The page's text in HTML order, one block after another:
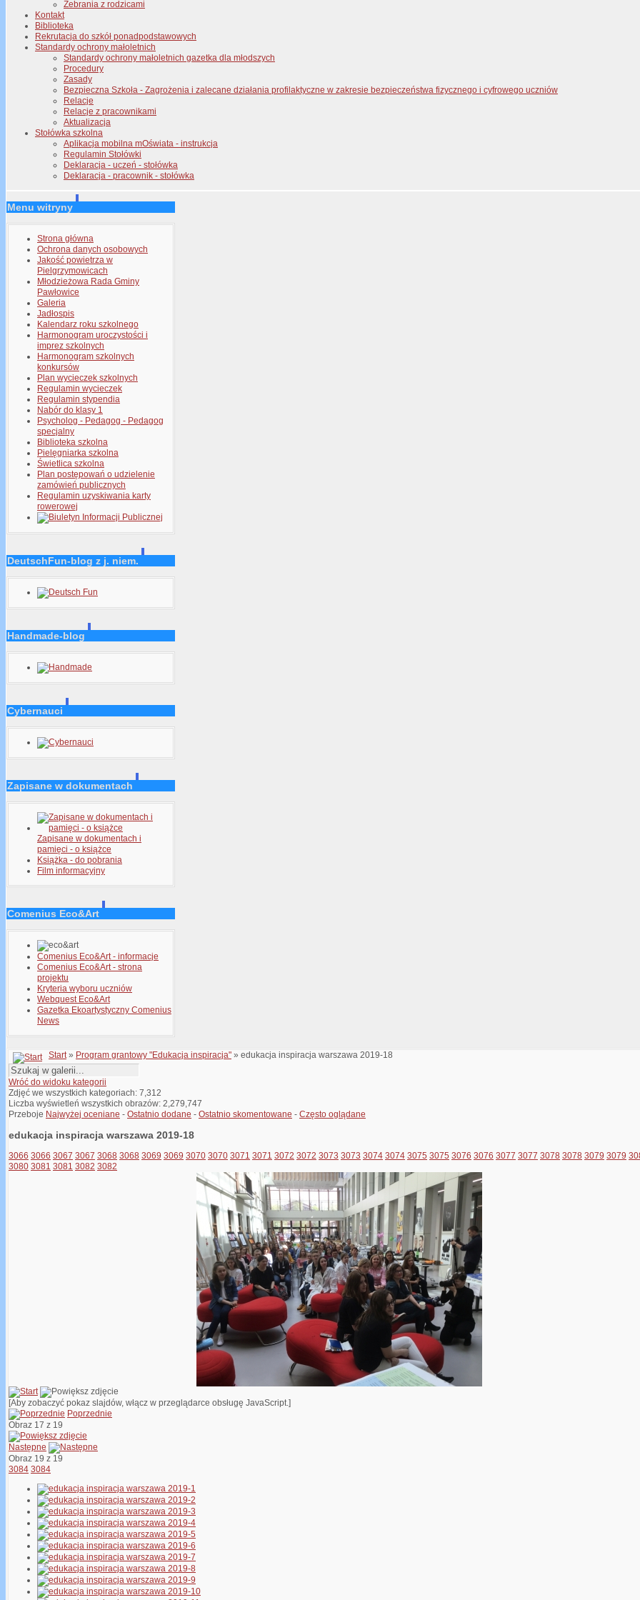
Zebrania z rodzicami
Kontakt
Biblioteka
Rekrutacja do szkół ponadpodstawowych
Standardy ochrony małoletnich
Standardy ochrony małoletnich gazetka dla młodszych
Procedury
Zasady
Bezpieczna Szkoła - Zagrożenia i zalecane działania profilaktyczne w zakresie bezpieczeństwa fizycznego i cyfrowego uczniów
Relacje
Relacje z pracownikami
Aktualizacja
Stołówka szkolna
Aplikacja mobilna mOświata - instrukcja
Regulamin Stołówki
Deklaracja - uczeń - stołówka
Deklaracja - pracownik - stołówka
Menu witryny
Strona główna
Ochrona danych osobowych
Jakość powietrza w
Pielgrzymowicach
Młodzieżowa Rada Gminy
Pawłowice
Galeria
Jadłospis
Kalendarz roku szkolnego
Harmonogram uroczystości i
imprez szkolnych
Harmonogram szkolnych
konkursów
Plan wycieczek szkolnych
Regulamin wycieczek
Regulamin stypendia
Nabór do klasy 1
Psycholog - Pedagog - Pedagog
specjalny
Biblioteka szkolna
Pielęgniarka szkolna
Świetlica szkolna
Plan postępowań o udzielenie
zamówień publicznych
Regulamin uzyskiwania karty
rowerowej
DeutschFun-blog z j. niem.
Handmade-blog
Cybernauci
Zapisane w dokumentach
Zapisane w dokumentach i
pamięci - o książce
Książka - do pobrania
Film informacyjny
Comenius Eco&Art
Comenius Eco&Art - informacje
Comenius Eco&Art - strona
projektu
Kryteria wyboru uczniów
Webquest Eco&Art
Gazetka Ekoartystyczny Comenius
News
Start» Program grantowy "Edukacja inspiracja" » edukacja inspiracja warszawa 2019-18
Wróć do widoku kategorii
Zdjęć we wszystkich kategoriach: 7,312
Liczba wyświetleń wszystkich obrazów: 2,279,747
Przeboje Najwyżej oceniane - Ostatnio dodane - Ostatnio skomentowane - Często oglądane
edukacja inspiracja warszawa 2019-18
3066 3066 3067 3067 3068 3068 3069 3069 3070 3070 3071 3071 3072 3072 3073 3073 3074 3074 3075 3075 3076 3076 3077 3077 3078 3078 3079 3079
3080 3081 3081 3082 3082
[Aby zobaczyć pokaz slajdów, włącz w przeglądarce obsługę JavaScript.]
Poprzednie
Obraz 17 z 19
Następne
Obraz 19 z 19
3084 3084